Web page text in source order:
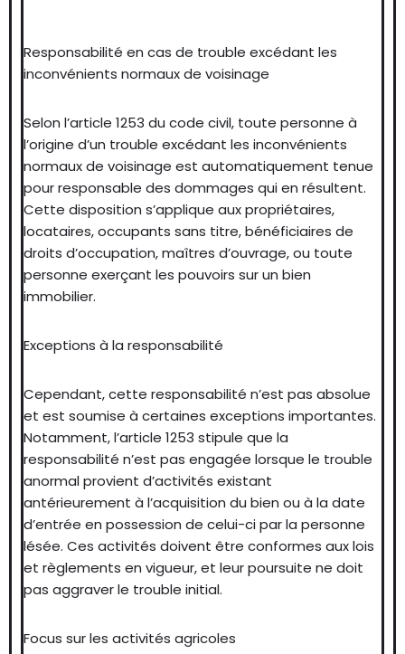
Responsabilité en cas de trouble excédant les
inconvénients normaux de voisinage
Selon l’article 1253 du code civil, toute personne à
l’origine d’un trouble excédant les inconvénients
normaux de voisinage est automatiquement tenue
pour responsable des dommages qui en résultent.
Cette disposition s’applique aux propriétaires,
locataires, occupants sans titre, bénéficiaires de
droits d’occupation, maîtres d’ouvrage, ou toute
personne exerçant les pouvoirs sur un bien
immobilier.
Exceptions à la responsabilité
Cependant, cette responsabilité n’est pas absolue
et est soumise à certaines exceptions importantes.
Notamment, l’article 1253 stipule que la
responsabilité n’est pas engagée lorsque le trouble
anormal provient d’activités existant
antérieurement à l’acquisition du bien ou à la date
d’entrée en possession de celui-ci par la personne
lésée. Ces activités doivent être conformes aux lois
et règlements en vigueur, et leur poursuite ne doit
pas aggraver le trouble initial.
Focus sur les activités agricoles